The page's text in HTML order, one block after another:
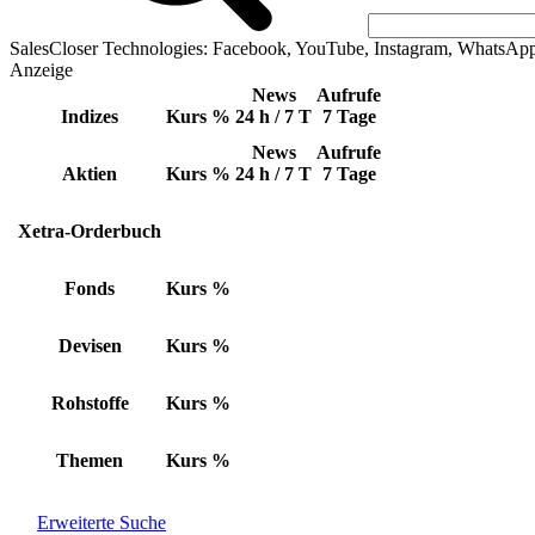
SalesCloser Technologies: Facebook, YouTube, Instagram,
Anzeige
Indizes Kurs %
News
24 h / 7 T
Aufrufe
7 Tage
Aktien Kurs %
News
24 h / 7 T
Aufrufe
7 Tage
Xetra-Orderbuch
Fonds Kurs %
Devisen Kurs %
Rohstoffe Kurs %
Themen Kurs %
Erweiterte Suche